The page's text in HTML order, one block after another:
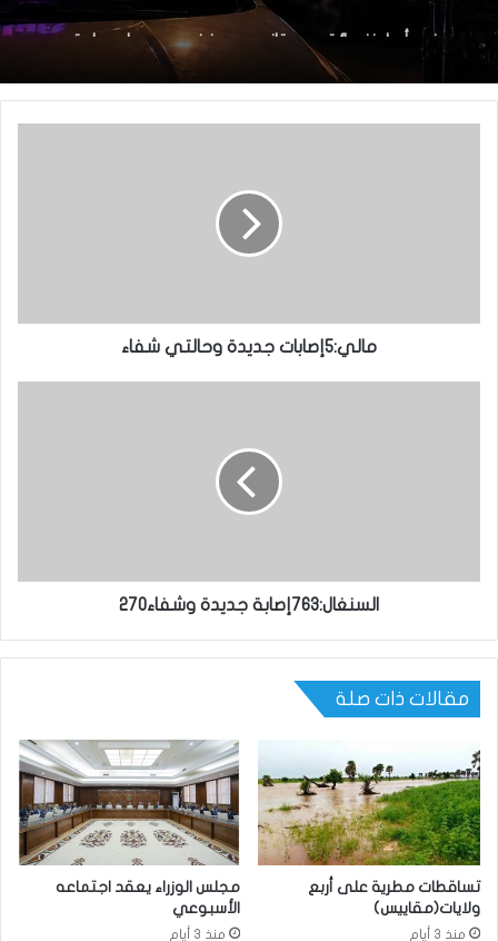
نيو أورلينز:سائق موريتاني يجد نفسه وسط عملية
اختطاف
مالي:5إصابات جديدة وحالتي شفاء
السنغال:763إصابة جديدة وشفاء270
مقالات ذات صلة
تساقطات مطرية على أربع
ولايات(مقاييس)
منذ 3 أيام
مجلس الوزراء يعقد اجتماعه
الأسبوعي
منذ 3 أيام